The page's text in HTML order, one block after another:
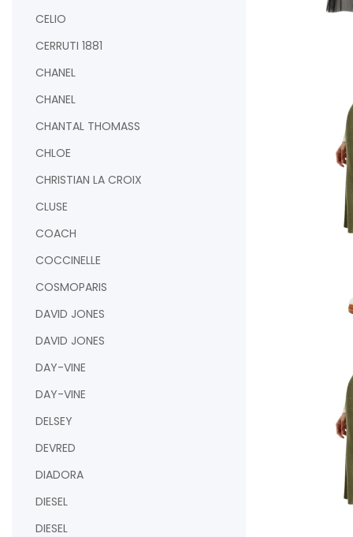
CELIO
CERRUTI 1881
CHANEL
CHANEL
CHANTAL THOMASS
CHLOE
CHRISTIAN LA CROIX
CLUSE
COACH
COCCINELLE
COSMOPARIS
DAVID JONES
DAVID JONES
DAY-VINE
DAY-VINE
DELSEY
DEVRED
DIADORA
DIESEL
DIESEL